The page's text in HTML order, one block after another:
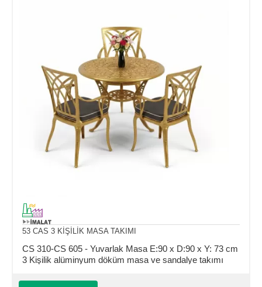
53 CAS 3 KİŞİLİK MASA TAKIMI
CS 310-CS 605 - Yuvarlak Masa E:90 x D:90 x Y: 73 cm
3 Kişilik alüminyum döküm masa ve sandalye takımı